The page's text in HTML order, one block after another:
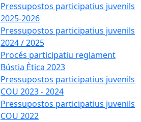
Pressupostos participatius juvenils
2025-2026
Pressupostos participatius juvenils
2024 / 2025
Procés participatiu reglament
Bústia Ètica 2023
Pressupostos participatius juvenils
COU 2023 - 2024
Pressupostos participatius juvenils
COU 2022